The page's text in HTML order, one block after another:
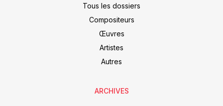
Tous les dossiers
Compositeurs
Œuvres
Artistes
Autres
ARCHIVES